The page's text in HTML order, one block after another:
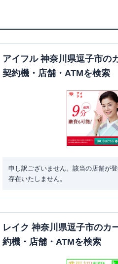
アイフル 神奈川県逗子市の
契約機・店舗・ATMを検索
申し訳ございません。該当の店舗が登
存在いたしません。
レイク 神奈川県逗子市のカ
約機・店舗・ATMを検索